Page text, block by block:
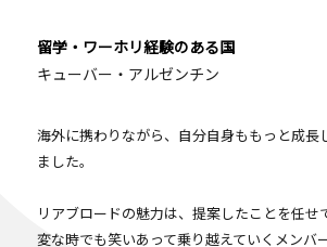
留学・ワーホリ経験のある国
キューバー・アルゼンチン
海外に携わりながら、自分自身ももっと成長
ました。
リアブロードの魅力は、提案したことを任せ
変な時でも笑いあって乗り越えていくメンバ